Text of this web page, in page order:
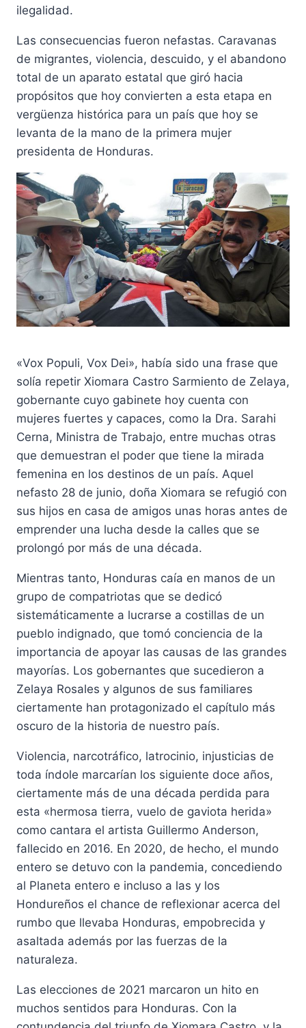
ilegalidad.
Las consecuencias fueron nefastas. Caravanas
de migrantes, violencia, descuido, y el abandono
total de un aparato estatal que giró hacia
propósitos que hoy convierten a esta etapa en
vergüenza histórica para un país que hoy se
levanta de la mano de la primera mujer
presidenta de Honduras.
«Vox Populi, Vox Dei», había sido una frase que
solía repetir Xiomara Castro Sarmiento de Zelaya,
gobernante cuyo gabinete hoy cuenta con
mujeres fuertes y capaces, como la Dra. Sarahi
Cerna, Ministra de Trabajo, entre muchas otras
que demuestran el poder que tiene la mirada
femenina en los destinos de un país. Aquel
nefasto 28 de junio, doña Xiomara se refugió con
sus hijos en casa de amigos unas horas antes de
emprender una lucha desde la calles que se
prolongó por más de una década.
Mientras tanto, Honduras caía en manos de un
grupo de compatriotas que se dedicó
sistemáticamente a lucrarse a costillas de un
pueblo indignado, que tomó conciencia de la
importancia de apoyar las causas de las grandes
mayorías. Los gobernantes que sucedieron a
Zelaya Rosales y algunos de sus familiares
ciertamente han protagonizado el capítulo más
oscuro de la historia de nuestro país.
Violencia, narcotráfico, latrocinio, injusticias de
toda índole marcarían los siguiente doce años,
ciertamente más de una década perdida para
esta «hermosa tierra, vuelo de gaviota herida»
como cantara el artista Guillermo Anderson,
fallecido en 2016. En 2020, de hecho, el mundo
entero se detuvo con la pandemia, concediendo
al Planeta entero e incluso a las y los
Hondureños el chance de reflexionar acerca del
rumbo que llevaba Honduras, empobrecida y
asaltada además por las fuerzas de la
naturaleza.
Las elecciones de 2021 marcaron un hito en
muchos sentidos para Honduras. Con la